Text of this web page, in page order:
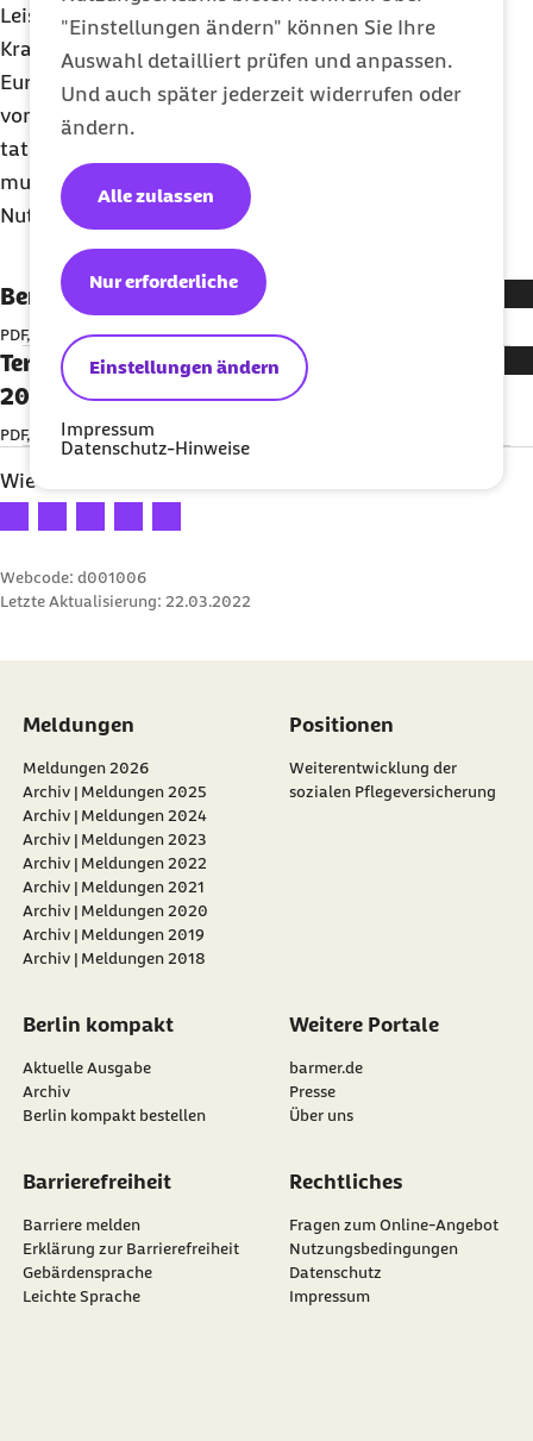
"Einstellungen ändern" können Sie Ihre
Auswahl detailliert prüfen und anpassen.
Und auch später jederzeit widerrufen oder
ändern.
Einstellungen ändern
Nur erforderliche
Alle zulassen
Impressum
Datenschutz-Hinweise
Leistungsausgaben der gesetzlichen
Krankenversicherung in Höhe von 13 Millionen
Euro. Es wurden jedoch nur 80 Prozent der
DiGA
von den Versicherten freigeschaltet und
tatsächlich genutzt. Nach Auffassung der Barmer
muss die Erstattung von
DiGA
Nutzung gekoppelt werden.
Berlin kompakt Nr. 3 - 10. März 2022
PDF, 172,46 KB
Termine Gesetzgebung Berlin kompakt Nr. 3-
2022
PDF, 106,51 KB
Wie bewerten Sie diesen Artikel?
Ihre Bewertung: 1 Stern
Ihre Bewertung: 2 Sterne
Ihre Bewertung: 3 Sterne
Ihre Bewertung: 4 Sterne
Ihre Bewertung: 5 Sterne
Webcode: d001006
Letzte Aktualisierung: 22.03.2022
Meldungen
Meldungen 2026
Archiv | Meldungen 2025
Archiv | Meldungen 2024
Archiv | Meldungen 2023
Archiv | Meldungen 2022
Archiv | Meldungen 2021
Archiv | Meldungen 2020
Archiv | Meldungen 2019
Archiv | Meldungen 2018
Positionen
Weiterentwicklung der
sozialen Pflegeversicherung
Berlin kompakt
Aktuelle Ausgabe
Archiv
Berlin kompakt bestellen
Weitere Portale
barmer.de
Presse
Über uns
Barrierefreiheit
Barriere melden
Erklärung zur Barrierefreiheit
Gebärdensprache
Leichte Sprache
Rechtliches
Fragen zum Online-Angebot
Nutzungsbedingungen
Datenschutz
Impressum